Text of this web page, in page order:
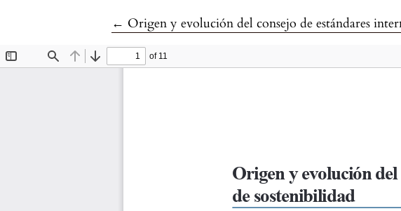
← Volver a los detalles del artículo
Origen y evolución del consejo de estándares